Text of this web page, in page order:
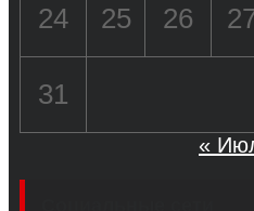
24 25 26
31
«